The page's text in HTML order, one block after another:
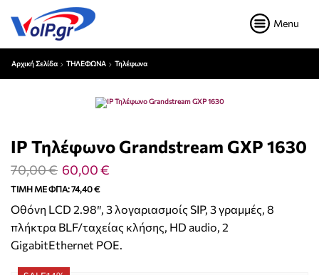
Menu
Αρχική Σελίδα ΤΗΛΕΦΩΝΑ Τηλέφωνα
IP Τηλέφωνο Grandstream GXP 1630
70,00€ 60,00€
ΤΙΜΉ ΜΕ ΦΠΑ:74,40€
Οθόνη LCD 2.98″, 3 λογαριασμοίς SIP, 3 γραμμές, 8
πλήκτρα BLF/ταχείας κλήσης, HD audio, 2
GigabitEthernet POE.